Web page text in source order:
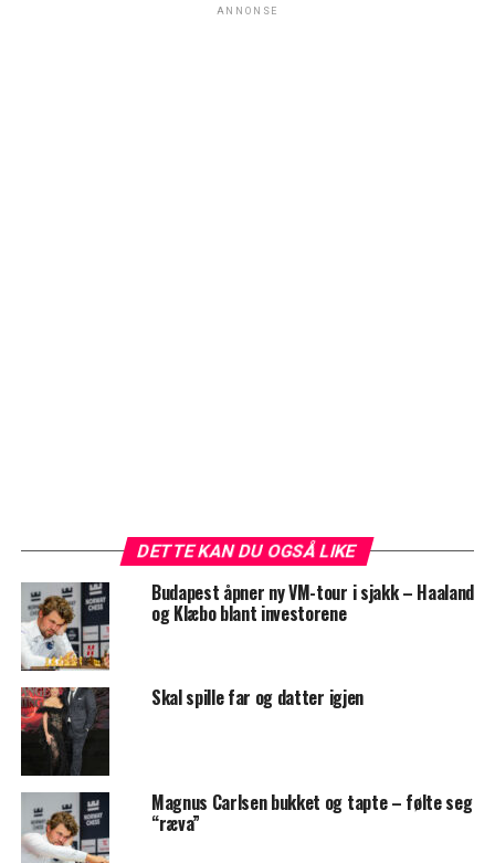
ANNONSE
DETTE KAN DU OGSÅ LIKE
Budapest åpner ny VM-tour i sjakk – Haaland
og Klæbo blant investorene
Skal spille far og datter igjen
Magnus Carlsen bukket og tapte – følte seg
“ræva”